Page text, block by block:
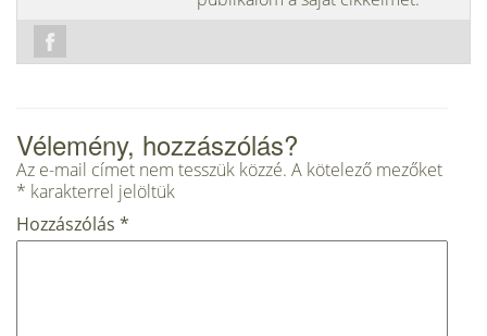
Vélemény, hozzászólás?
Az e-mail címet nem tesszük közzé. A kötelező mezőket
* karakterrel jelöltük
Hozzászólás *